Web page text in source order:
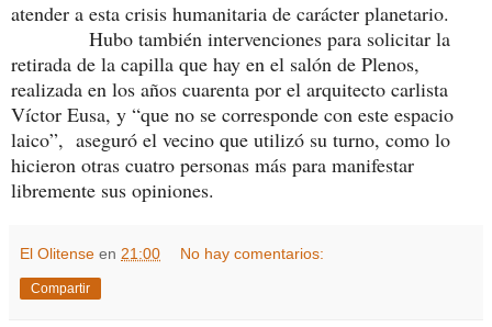
atender a esta crisis humanitaria de carácter planetario.
Hubo también intervenciones para solicitar la
retirada de la capilla que hay en el salón de Plenos,
realizada en los años cuarenta por el arquitecto carlista
Víctor Eusa, y “que no se corresponde con este espacio
laico”, aseguró el vecino que utilizó su turno, como lo
hicieron otras cuatro personas más para manifestar
libremente sus opiniones.
El Olitense en 21:00 No hay comentarios:
Compartir